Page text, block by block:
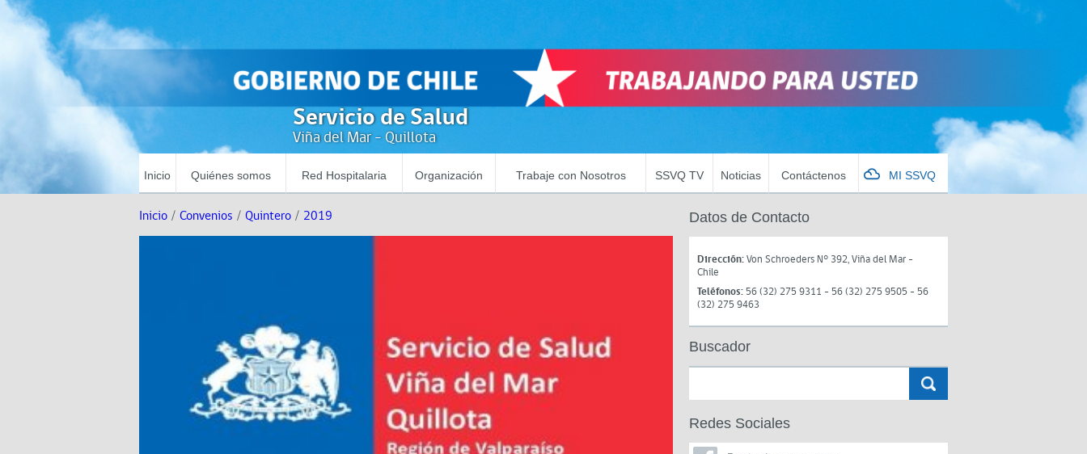
Servicio de Salud
Viña del Mar - Quillota
Inicio Quiénes somos Red Hospitalaria Organización Trabaje con Nosotros SSVQ TV Noticias Contáctenos MI SSVQ
Inicio / Convenios / Quintero / 2019 Datos de Contacto
Dirección:Von Schroeders N° 392, Viña del Mar -
Chile
Teléfonos: 56 (32) 275 9311 - 56 (32) 275 9505 - 56
(32) 275 9463
Buscador
Redes Sociales